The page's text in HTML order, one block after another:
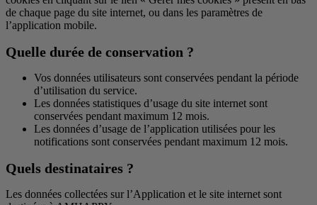
de chaque page du site internet, ou dans les paramètres de
l’application mobile.
Quelle durée de conservation ?
Vos données utilisateurs sont conservées pendant la période
d’utilisation du service.
Les données statistiques d’usage du site internet sont
conservées pendant maximum 12 mois.
Les données d’usage de l’application utilisées pour les
notifications sont conservées pendant maximum 12 mois.
Quels destinataires ?
Les données collectées sur l’Application et le site internet sont